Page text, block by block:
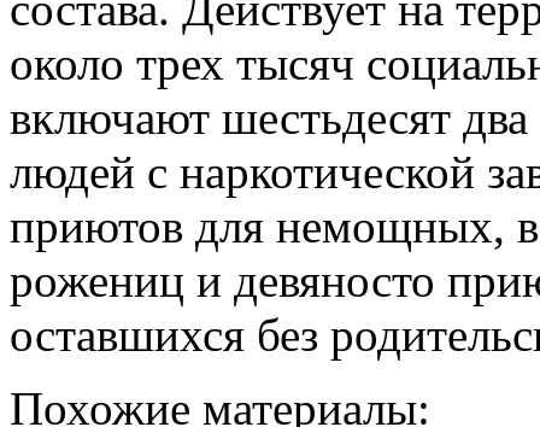
около трех тысяч
включают шестьдесят
людей с наркотической
приютов для немощных,
рожениц и девяносто
оставшихся без
Похожие материалы: